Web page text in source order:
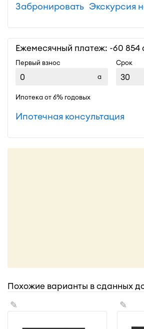
Экскурсия
Забронировать
Ежемесячный платеж: ~60 854
Первый взнос
Срок
Ипотека от 6% годовых
Ипотечная консультация
Похожие варианты в сданных
✎ ✎